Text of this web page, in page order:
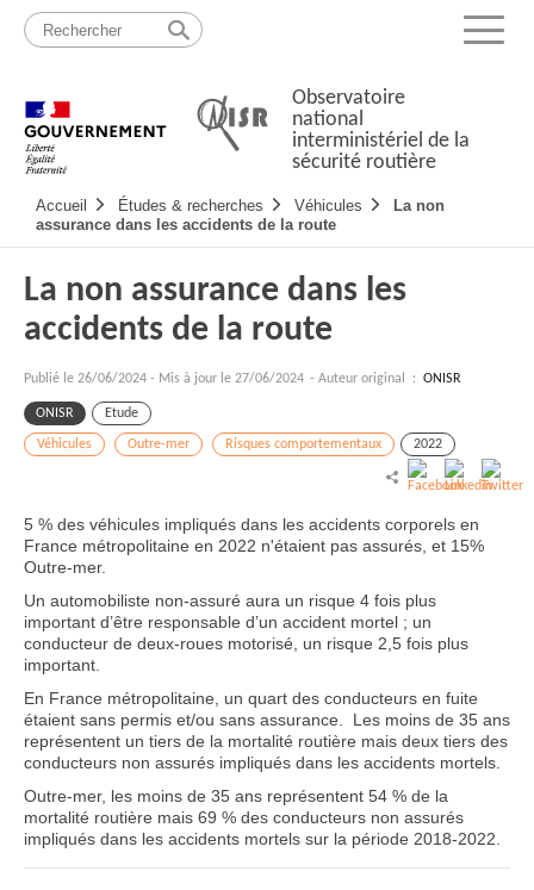
Passer
contenu
Menu
Observatoire
national
interministériel de la
sécurité routière
principale
Accueil Études & recherches Véhicules
La non
assurance dans les accidents de la route
La non assurance dans les
accidents de la route
Publié le 26/06/2024 - Mis à jour le 27/06/2024 - Auteur original : ONISR
ONISR Etude
Véhicules Outre-mer Risques comportementaux 2022
5 % des véhicules impliqués dans les accidents corporels en
France métropolitaine en 2022 n'étaient pas assurés, et 15%
Outre-mer.
Un automobiliste non-assuré aura un risque 4 fois plus
important d’être responsable d’un accident mortel ; un
conducteur de deux-roues motorisé, un risque 2,5 fois plus
important.
En France métropolitaine, un quart des conducteurs en fuite
étaient sans permis et/ou sans assurance. Les moins de 35 ans
représentent un tiers de la mortalité routière mais deux tiers des
conducteurs non assurés impliqués dans les accidents mortels.
Outre-mer, les moins de 35 ans représentent 54 % de la
mortalité routière mais 69 % des conducteurs non assurés
impliqués dans les accidents mortels sur la période 2018-2022.